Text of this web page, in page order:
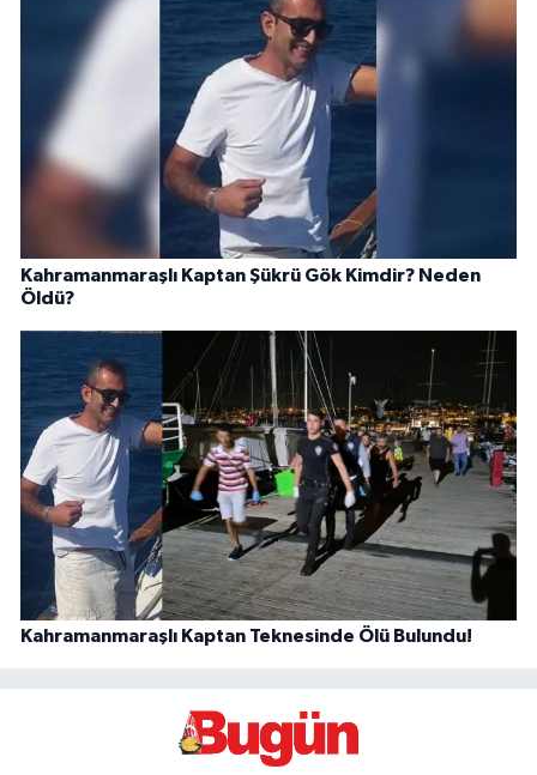
Kahramanmaraşlı Kaptan Şükrü Gök Kimdir? Neden
Öldü?
Kahramanmaraşlı Kaptan Teknesinde Ölü Bulundu!